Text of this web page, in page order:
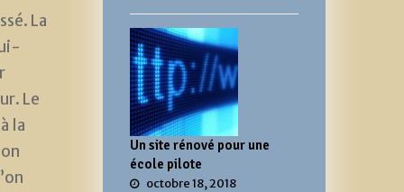
La
Le
la
Un site rénové pour une
école pilote
octobre 18, 2018